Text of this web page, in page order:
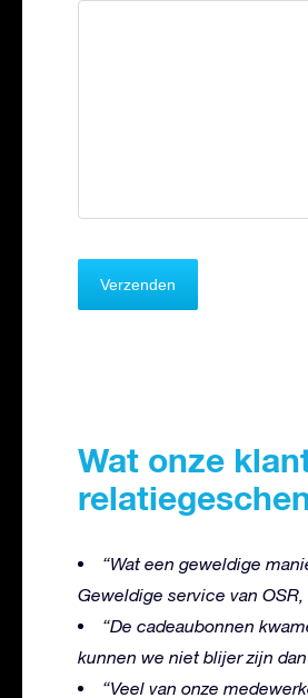
Wat onze
“Wat een geweldige
Geweldige service van
“De cadeaubonnen
kunnen we niet blijer zijn
“Veel van onze